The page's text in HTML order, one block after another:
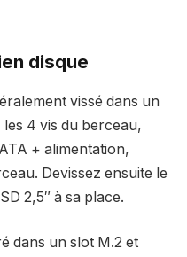
disque
vissé dans un
4 vis du berceau,
+ alimentation,
Devissez ensuite le
2,5″ à sa place.
dans un slot M.2 et